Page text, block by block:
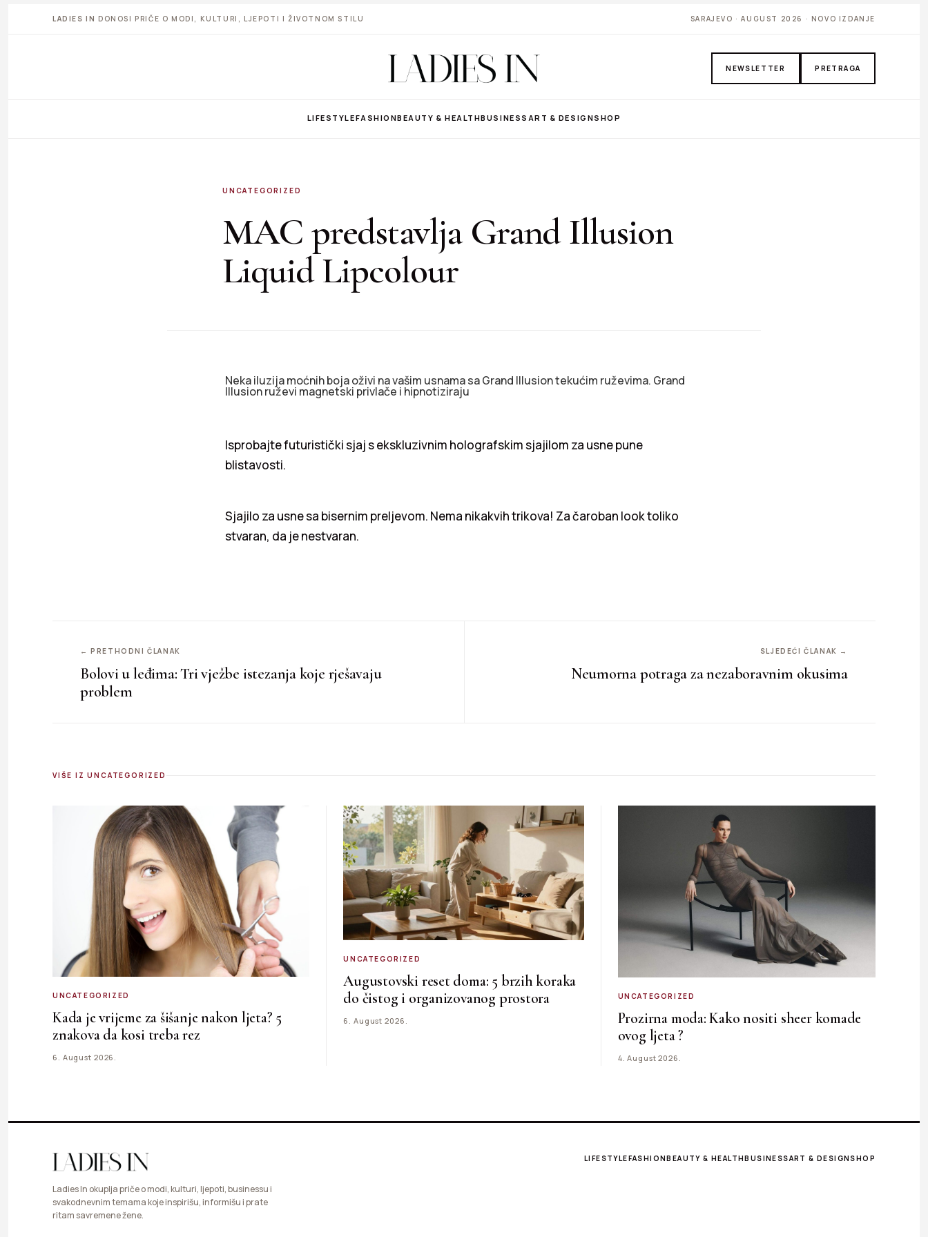
LADIES IN DONOSI PRIČE O MODI, KULTURI, LJEPOTI I ŽIVOTNOM STILU SARAJEVO · AUGUST 2026 · NOVO IZDANJE
NEWSLETTER PRETRAGA
LIFESTYLEFASHIONBEAUTY & HEALTHBUSINESS ART & DESIGNSHOP
UNCATEGORIZED
MAC predstavlja Grand Illusion
Liquid Lipcolour
Neka iluzija moćnih boja oživi na vašim usnama sa Grand Illusion tekućim ruževima. Grand
Illusion ruževi magnetski privlače i hipnotiziraju
Isprobajte futuristički sjaj s ekskluzivnim holografskim sjajilom za usne pune
blistavosti.
Sjajilo za usne sa bisernim preljevom. Nema nikakvih trikova! Za čaroban look toliko
stvaran, da je nestvaran.
← PRETHODNI ČLANAK
Bolovi u leđima: Tri vježbe istezanja koje rješavaju
problem
SLJEDEĆI ČLANAK →
Neumorna potraga za nezaboravnim okusima
VIŠE IZ UNCATEGORIZED
UNCATEGORIZED
Kada je vrijeme za šišanje nakon ljeta? 5
znakova da kosi treba rez
6. August 2026.
UNCATEGORIZED
Augustovski reset doma: 5 brzih koraka
do čistog i organizovanog prostora
6. August 2026.
UNCATEGORIZED
Prozirna moda: Kako nositi sheer komade
ovog ljeta ?
4. August 2026.
Ladies In okuplja priče o modi, kulturi, ljepoti, businessu i
svakodnevnim temama koje inspirišu, informišu i prate
ritam savremene žene.
LIFESTYLEFASHIONBEAUTY & HEALTHBUSINESSART & DESIGNSHOP